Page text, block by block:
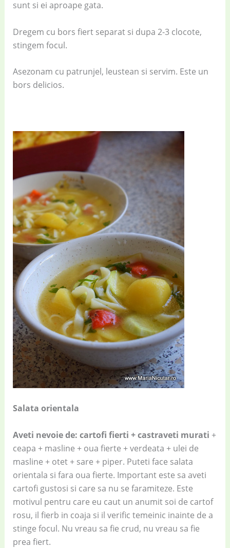
sunt si ei aproape gata.
Dregem cu bors fiert separat si dupa 2-3 clocote,
stingem focul.
Asezonam cu patrunjel, leustean si servim. Este un
bors delicios.
Salata orientala
Aveti nevoie de: cartofi fierti + castraveti murati +
ceapa + masline + oua fierte + verdeata + ulei de
masline + otet + sare + piper. Puteti face salata
orientala si fara oua fierte. Important este sa aveti
cartofi gustosi si care sa nu se faramiteze. Este
motivul pentru care eu caut un anumit soi de cartof
rosu, il fierb in coaja si il verific temeinic inainte de a
stinge focul. Nu vreau sa fie crud, nu vreau sa fie
prea fiert.